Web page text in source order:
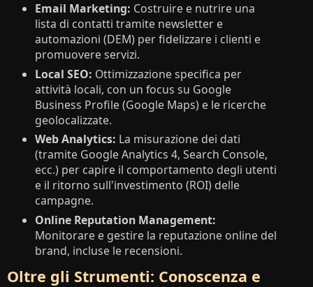
Email Marketing: Costruire e nutrire una
lista di contatti tramite newsletter e
automazioni (DEM) per fidelizzare i clienti e
promuovere servizi.
Local SEO: Ottimizzazione specifica per
attività locali, con un focus su Google
Business Profile (Google Maps) e le ricerche
geolocalizzate.
Web Analytics: La misurazione dei dati
(tramite Google Analytics 4, Search Console,
ecc.) per capire il comportamento degli utenti
e il ritorno sull'investimento (ROI) delle
campagne.
Online Reputation Management:
Monitorare e gestire la reputazione online del
brand, incluse le recensioni.
Oltre gli Strumenti: Conoscenza e